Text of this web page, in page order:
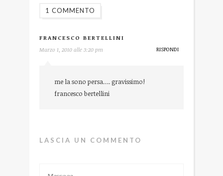
1 COMMENTO
FRANCESCO BERTELLINI
Marzo 1, 2010 alle 3:20 pm
me la sono persa…. gravissimo!
francesco bertellini
RISPONDI
LASCIA UN COMMENTO